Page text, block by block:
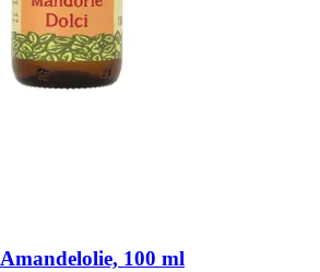
Amandelolie, 100 ml